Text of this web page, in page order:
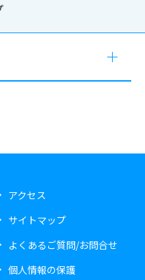
アクセス
サイトマップ
よくあるご質問/お問合せ
個人情報の保護